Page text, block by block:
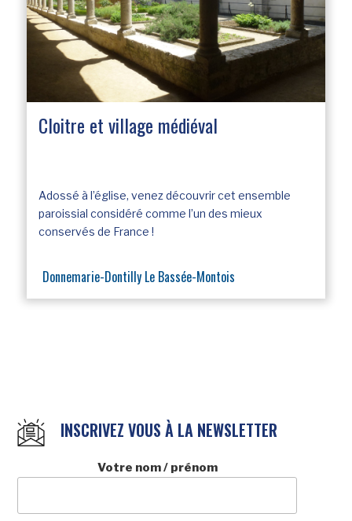
Cloitre et village médiéval
Adossé à l’église, venez découvrir cet ensemble
paroissial considéré comme l’un des mieux
conservés de France !
Donnemarie-Dontilly Le Bassée-Montois
INSCRIVEZ VOUS À LA NEWSLETTER
Votre nom / prénom